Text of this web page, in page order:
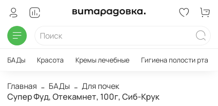
БАДы Красота Кремы лечебные Гигиена полости рта
Главная БАДы Для почек
Супер Фуд, Отекамнет, 100г, Сиб-Крук